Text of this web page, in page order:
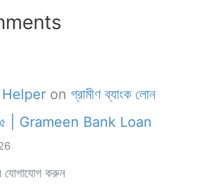
on গ্রামীণ ব্যাংক লোন
| Grameen Bank Loan
যোগাযোগ করুন